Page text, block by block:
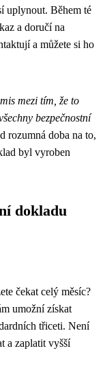
uplynout. Během té
a doručí na
a můžete si ho
mezi tím, že to
bezpečnostní
rozumná doba na to,
byl vyroben
dokladu
čekat celý měsíc?
umožní získat
třiceti. Není
a zaplatit vyšší